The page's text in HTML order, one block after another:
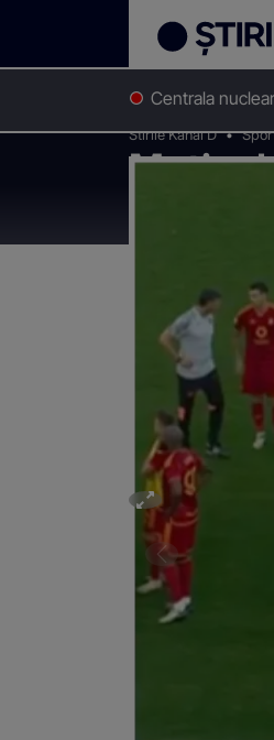
Centrala
Stirile Kanal D
Motivul